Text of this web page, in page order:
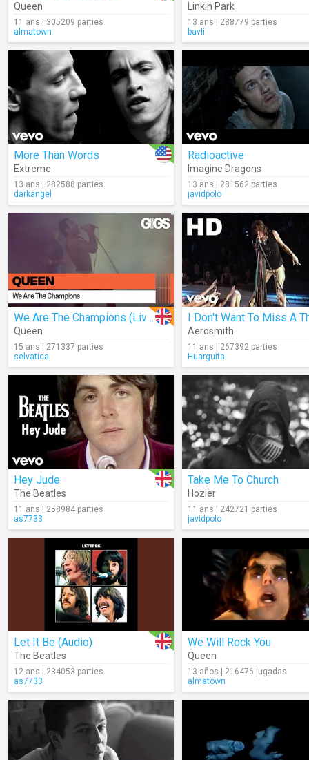
Queen
11 ans | 305209 parties
almatown
Linkin Park
13 ans | 288779 parties
bavli
More Than Words
Extreme
13 ans | 282588 parties
darkangel
Radioactive
Imagine Dragons
13 ans | 281562 parties
javidpolo
We Are The Champions (Live)
Queen
15 ans | 271337 parties
selvatica
I Don't Want To Miss A
Aerosmith
11 ans | 267392 parties
Huarguita
Hey Jude
The Beatles
11 ans | 258984 parties
as7733
Take Me To Church
Hozier
11 ans | 242721 parties
javidpolo
Let It Be (Audio)
The Beatles
12 ans | 234053 parties
as7733
We Will Rock You
Queen
13 años | 216476 jugadas
almatown